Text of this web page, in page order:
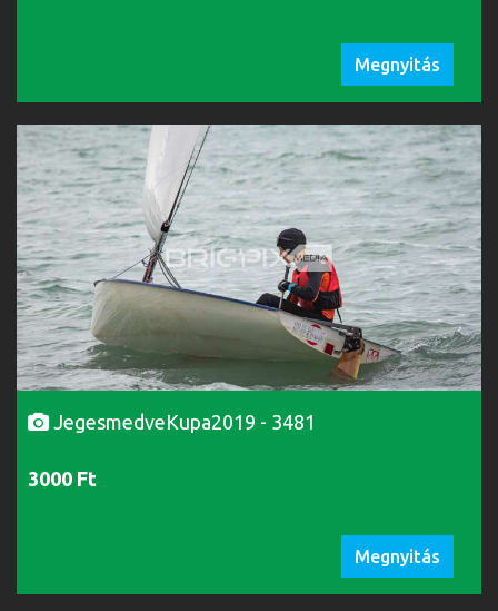
Megnyitás
JegesmedveKupa2019 - 3481
3000 Ft
Megnyitás